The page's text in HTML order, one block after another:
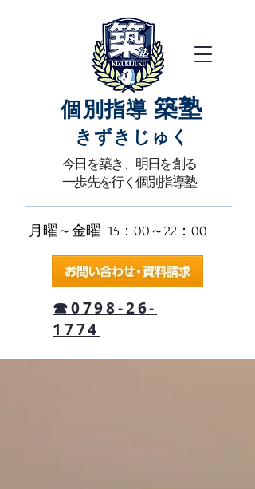
​今日を築き、明日を創る
一歩先を行く個別指導塾
月曜～金曜 15：00～22：00​
☎0798-26-
1774
個別指導 築塾
きずきじゅく​